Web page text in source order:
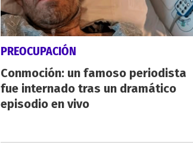
PREOCUPACIÓN
Conmoción: un famoso periodista
fue internado tras un dramático
episodio en vivo